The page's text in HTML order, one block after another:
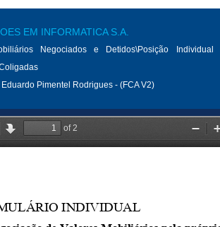
EM INFORMATICA S.A.
Negociados e Detidos\Posição
Pimentel Rodrigues - (FCA V2)